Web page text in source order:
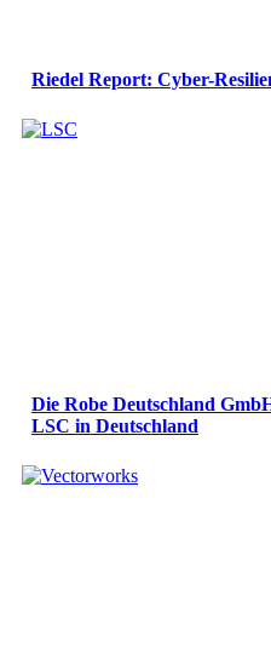
Riedel Report: Cyber-
Die Robe Deutschland
LSC in Deutschland